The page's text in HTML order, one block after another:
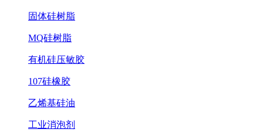
固体硅树脂
MQ硅树脂
有机硅压敏胶
107硅橡胶
乙烯基硅油
工业消泡剂